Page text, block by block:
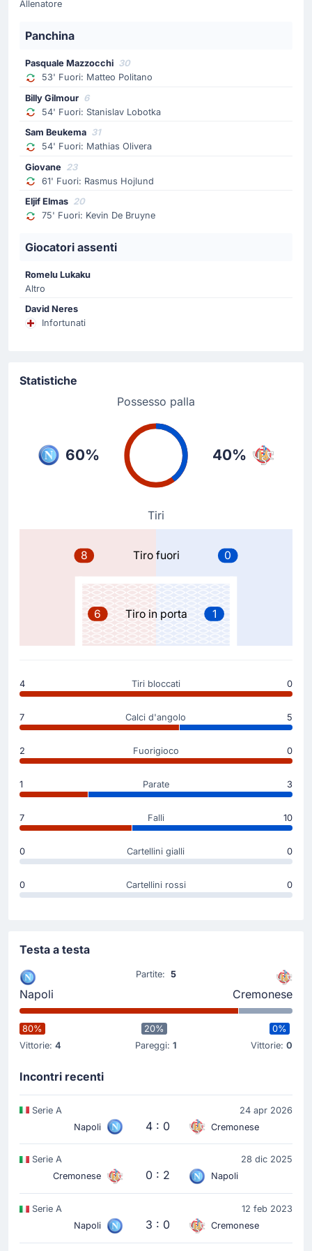
53'
Cambio Napoli! Il tecnico Antonio Conte fa il suo first
cambio sostituendo Matteo Politano con Pasquale
Mazzocchi.
52' Goal !
Vanja Milinkovic-Savic
Gol! Alisson de Almeida Santos (Napoli) aumenta il
vantaggio per i suoi, portando così il risultato sul 4 -
46'
Sostituzione
Alessio Zerbin
Alessio Zerbin rimpiazza Romano Floriani per la squadra
Sostituzione
Second cambio Cremonese: David Okereke lascia il
posto a Jari Vandeputte.
Bondo. Questo e' il first cambio per Marco Giampaolo.
Kevin De Bruyne (Marcatore)
45'
Che sfortuna per Filippo Terracciano (Napoli)! Il
Scott McTominay(Marcatore)
Rete! Napoli in gol con Scott McTominay! Ora il
Inizio della partita
Allenatore
Panchina
Pasquale Mazzocchi 30
53' Fuori: Matteo Politano
Billy Gilmour 6
54' Fuori: Stanislav Lobotka
Sam Beukema 31
54' Fuori: Mathias Olivera
Giovane 23
61' Fuori: Rasmus Hojlund
Eljif Elmas 20
75' Fuori: Kevin De Bruyne
Giocatori assenti
Romelu Lukaku
Altro
David Neres
Infortunati
Statistiche
Possesso palla
60% 40%
Tiri
8 Tiro fuori 0
6 Tiro in porta 1
4 Tiri bloccati 0
7 Calci d'angolo 5
2 Fuorigioco 0
1 Parate 3
7 Falli 10
0 Cartellini gialli 0
0 Cartellini rossi 0
Testa a testa
Napoli
Partite: 5
Cremonese
80%
Vittorie: 4
20%
Pareggi: 1
0%
Vittorie: 0
Incontri recenti
Serie A
24 apr 2026
Napoli
4 : 0 Cremonese
Serie A
28 dic 2025
Cremonese
0 : 2 Napoli
Serie A
12 feb 2023
Napoli
3 : 0 Cremonese